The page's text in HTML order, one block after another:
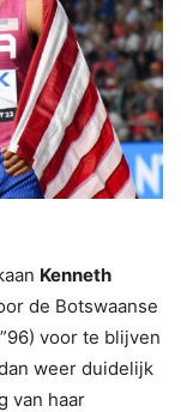
Kenneth
de Botswaanse
voor te blijven
weer duidelijk
van haar